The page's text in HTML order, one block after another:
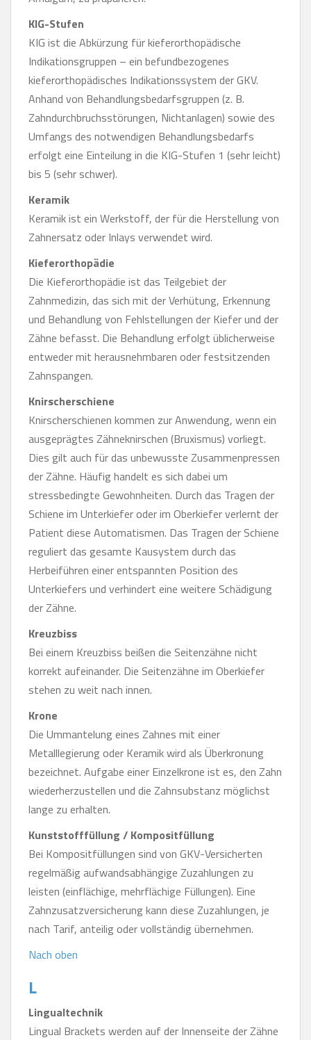
KIG-Stufen
KIG ist die Abkürzung für kieferorthopädische
Indikationsgruppen – ein befundbezogenes
kieferorthopädisches Indikationssystem der GKV.
Anhand von Behandlungsbedarfsgruppen (z. B.
Zahndurchbruchsstörungen, Nichtanlagen) sowie des
Umfangs des notwendigen Behandlungsbedarfs
erfolgt eine Einteilung in die KIG-Stufen 1 (sehr leicht)
bis 5 (sehr schwer).
Keramik
Keramik ist ein Werkstoff, der für die Herstellung von
Zahnersatz oder Inlays verwendet wird.
Kieferorthopädie
Die Kieferorthopädie ist das Teilgebiet der
Zahnmedizin, das sich mit der Verhütung, Erkennung
und Behandlung von Fehlstellungen der Kiefer und der
Zähne befasst. Die Behandlung erfolgt üblicherweise
entweder mit herausnehmbaren oder festsitzenden
Zahnspangen.
Knirscherschiene
Knirscherschienen kommen zur Anwendung, wenn ein
ausgeprägtes Zähneknirschen (Bruxismus) vorliegt.
Dies gilt auch für das unbewusste Zusammenpressen
der Zähne. Häufig handelt es sich dabei um
stressbedingte Gewohnheiten. Durch das Tragen der
Schiene im Unterkiefer oder im Oberkiefer verlernt der
Patient diese Automatismen. Das Tragen der Schiene
reguliert das gesamte Kausystem durch das
Herbeiführen einer entspannten Position des
Unterkiefers und verhindert eine weitere Schädigung
der Zähne.
Kreuzbiss
Bei einem Kreuzbiss beißen die Seitenzähne nicht
korrekt aufeinander. Die Seitenzähne im Oberkiefer
stehen zu weit nach innen.
Krone
Die Ummantelung eines Zahnes mit einer
Metalllegierung oder Keramik wird als Überkronung
bezeichnet. Aufgabe einer Einzelkrone ist es, den Zahn
wiederherzustellen und die Zahnsubstanz möglichst
lange zu erhalten.
Kunststofffüllung / Kompositfüllung
Bei Kompositfüllungen sind von GKV-Versicherten
regelmäßig aufwandsabhängige Zuzahlungen zu
leisten (einflächige, mehrflächige Füllungen). Eine
Zahnzusatzversicherung kann diese Zuzahlungen, je
nach Tarif, anteilig oder vollständig übernehmen.
Nach oben
L
Lingualtechnik
Lingual Brackets werden auf der Innenseite der Zähne